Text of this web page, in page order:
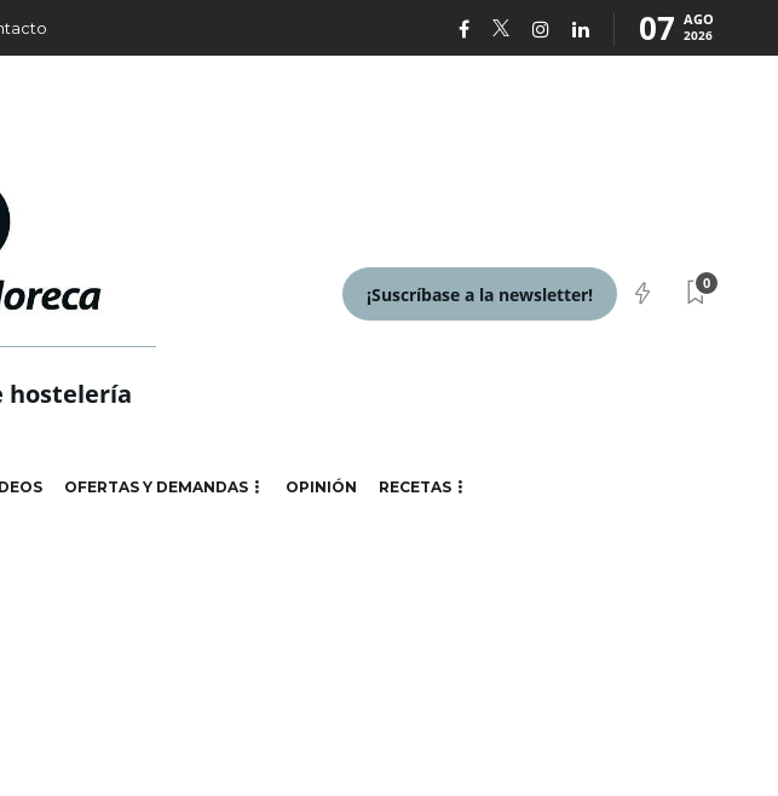
07 AGO
2026
hostelería
¡Suscríbase a la newsletter!
0
OFERTAS Y DEMANDAS OPINIÓN RECETAS